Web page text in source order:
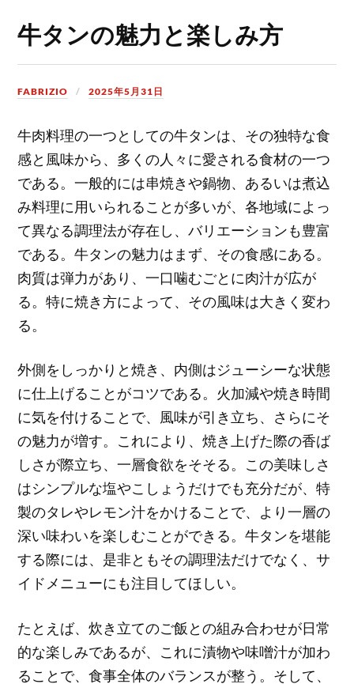
牛タンの魅力と楽しみ方
FABRIZIO 2025年5月31日
牛肉料理の一つとしての牛タンは、その独特な食
感と風味から、多くの人々に愛される食材の一つ
である。一般的には串焼きや鍋物、あるいは煮込
み料理に用いられることが多いが、各地域によっ
て異なる調理法が存在し、バリエーションも豊富
である。牛タンの魅力はまず、その食感にある。
肉質は弾力があり、一口噛むごとに肉汁が広が
る。特に焼き方によって、その風味は大きく変わ
る。
外側をしっかりと焼き、内側はジューシーな状態
に仕上げることがコツである。火加減や焼き時間
に気を付けることで、風味が引き立ち、さらにそ
の魅力が増す。これにより、焼き上げた際の香ば
しさが際立ち、一層食欲をそそる。この美味しさ
はシンプルな塩やこしょうだけでも充分だが、特
製のタレやレモン汁をかけることで、より一層の
深い味わいを楽しむことができる。牛タンを堪能
する際には、是非ともその調理法だけでなく、サ
イドメニューにも注目してほしい。
たとえば、炊き立てのご飯との組み合わせが日常
的な楽しみであるが、これに漬物や味噌汁が加わ
ることで、食事全体のバランスが整う。そして、